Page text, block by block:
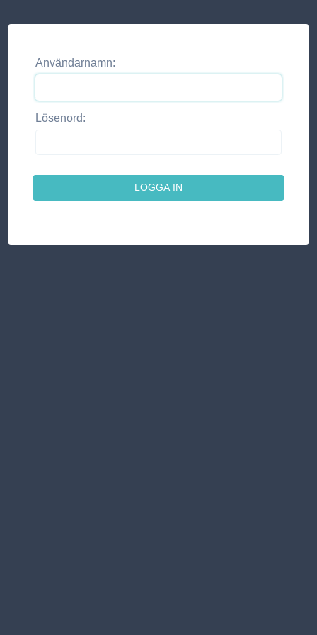
Användarnamn:
Lösenord: